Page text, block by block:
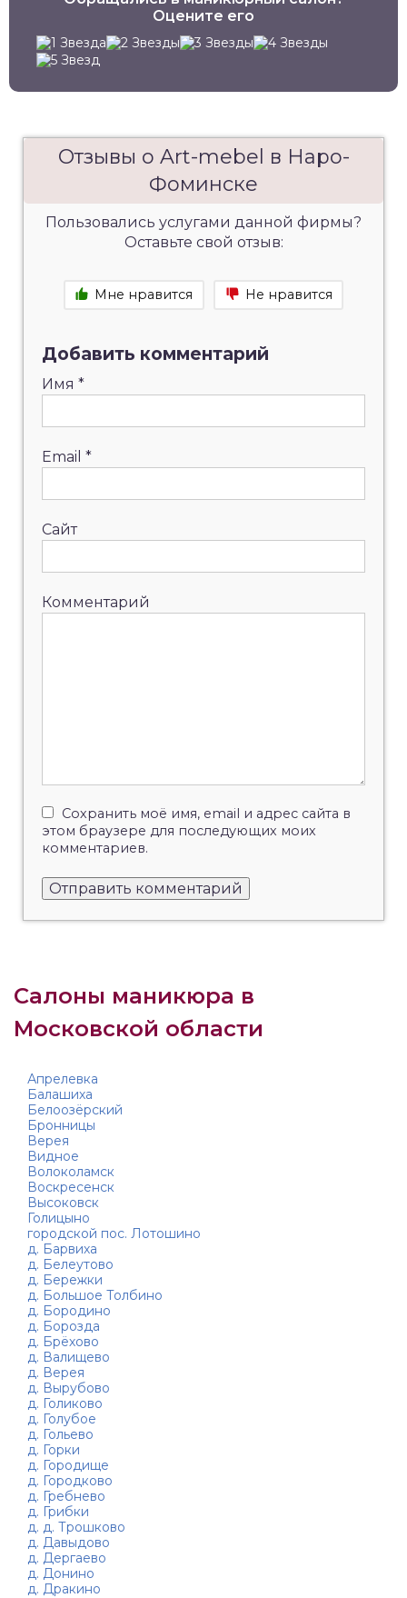
Оцените его
Отзывы о Art-mebel в Наро-
Фоминске
Пользовались услугами данной фирмы?
Оставьте свой отзыв:
Мне нравится Не нравится
Добавить комментарий
Имя *
Email *
Сайт
Комментарий
Сохранить моё имя, email и адрес сайта в
этом браузере для последующих моих
комментариев.
Салоны маникюра в
Московской области
Апрелевка
Балашиха
Белоозёрский
Бронницы
Верея
Видное
Волоколамск
Воскресенск
Высоковск
Голицыно
городской пос. Лотошино
д. Барвиха
д. Белеутово
д. Бережки
д. Большое Толбино
д. Бородино
д. Борозда
д. Брёхово
д. Валищево
д. Верея
д. Вырубово
д. Голиково
д. Голубое
д. Гольево
д. Горки
д. Городище
д. Городково
д. Гребнево
д. Грибки
д. д. Трошково
д. Давыдово
д. Дергаево
д. Донино
д. Дракино